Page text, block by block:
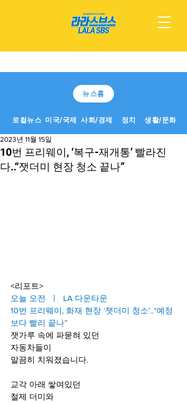
뉴스홈
로컬뉴스 미국/국제 사회/경제 정치 생활/문화
10번 프리웨이, ‘복구-재개통’ 빨라진
다..“잿더미 현장 청소 끝나”
2023년 11월 15일
<리포트>
오늘 오전  ㅣ  LA 다운타운
10번 프리웨이, 화재 현장 ‘잿더미 청소’..“예정
보다 빨리 끝나”
잿가루 속에 파묻혀 있던
자동차들이
말끔히 치워졌습니다.
교각 아래 쌓여있던
철제 더미와